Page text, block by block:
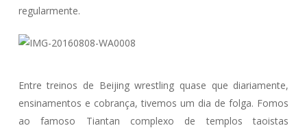
regularmente.
Entre treinos de Beijing wrestling quase que diariamente,
ensinamentos e cobrança, tivemos um dia de folga. Fomos
ao famoso Tiantan complexo de templos taoistas